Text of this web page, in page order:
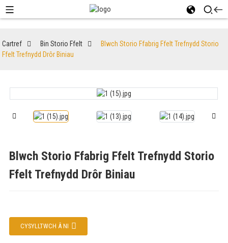
Cartref Bin Storio Ffelt
Blwch Storio Ffabrig Ffelt Trefnydd Storio
Ffelt Trefnydd Drôr Biniau
Blwch Storio Ffabrig Ffelt Trefnydd Storio
Ffelt Trefnydd Drôr Biniau
CYSYLLTWCH Â NI